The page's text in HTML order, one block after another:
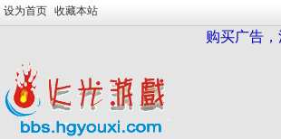
设为首页 收藏本站
购买广告